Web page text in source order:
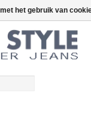
€0,00
het gebruik van